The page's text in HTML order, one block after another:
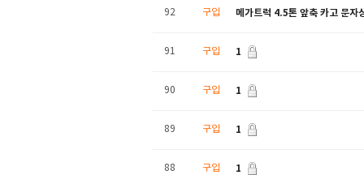
92 구입 메가트럭 4.5톤 앞축 카고 문자
91 구입 1
90 구입 1
89 구입 1
88 구입 1